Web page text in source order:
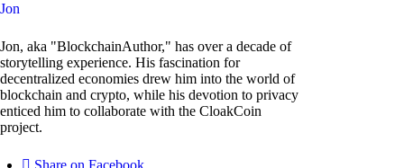
Jon
Jon, aka "BlockchainAuthor," has over a decade of
storytelling experience. His fascination for
decentralized economies drew him into the world of
blockchain and crypto, while his devotion to privacy
enticed him to collaborate with the CloakCoin
project.
Share on Facebook